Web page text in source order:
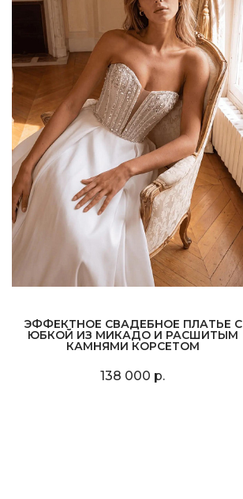
ЭФФЕКТНОЕ СВАДЕБНОЕ ПЛАТЬЕ С
ЮБКОЙ ИЗ МИКАДО И РАСШИТЫМ
КАМНЯМИ КОРСЕТОМ
138 000 р.